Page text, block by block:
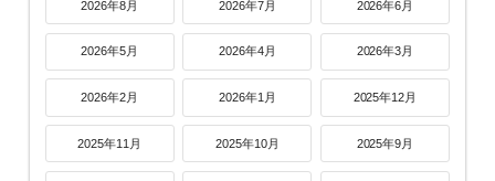
2026年8月 2026年7月 2026年6月
2026年5月 2026年4月 2026年3月
2026年2月 2026年1月 2025年12月
2025年11月 2025年10月 2025年9月